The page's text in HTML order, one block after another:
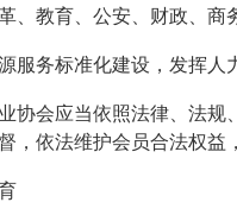
、教育、公安、财政、
务标准化建设，发挥人
会应当依照法律、法规
，依法维护会员合法权